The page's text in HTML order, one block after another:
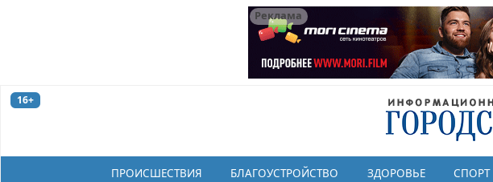
Реклама
16+
ПРОИСШЕСТВИЯ БЛАГОУСТРОЙСТВО ЗДОРОВЬЕ СПОРТ